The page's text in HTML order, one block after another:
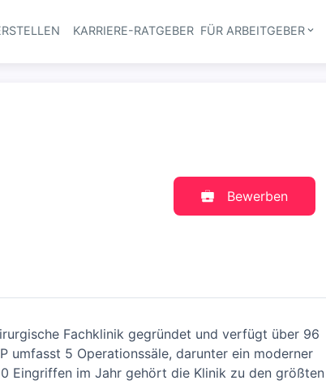
Haupt-Navigation
KARRIERE-RATGEBER FÜR ARBEITGEBER
Bewerben
Fachklinik gegründet und verfügt über 96
umfasst 5 Operationssäle, darunter ein moderner
Eingriffen im Jahr gehört die Klinik zu den größten